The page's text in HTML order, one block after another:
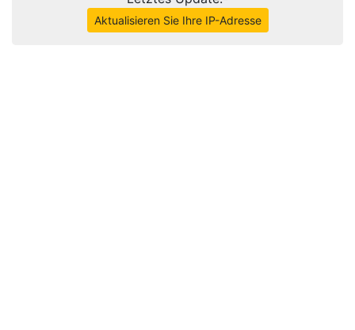
Aktualisieren Sie Ihre IP-Adresse